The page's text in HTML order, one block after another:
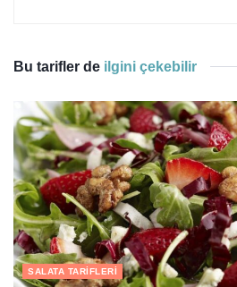
Bu tarifler de ilgini çekebilir
SALATA TARIFLERI